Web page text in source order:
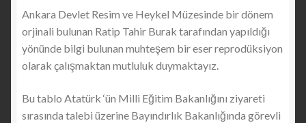
Ankara Devlet Resim ve Heykel Müzesinde bir dönem
orjinali bulunan Ratip Tahir Burak tarafından yapıldığı
yönünde bilgi bulunan muhteşem bir eser reprodüksiyon
olarak çalışmaktan mutluluk duymaktayız.
Bu tablo Atatürk ‘ün Milli Eğitim Bakanlığını ziyareti
sırasında talebi üzerine Bayındırlık Bakanlığında görevli